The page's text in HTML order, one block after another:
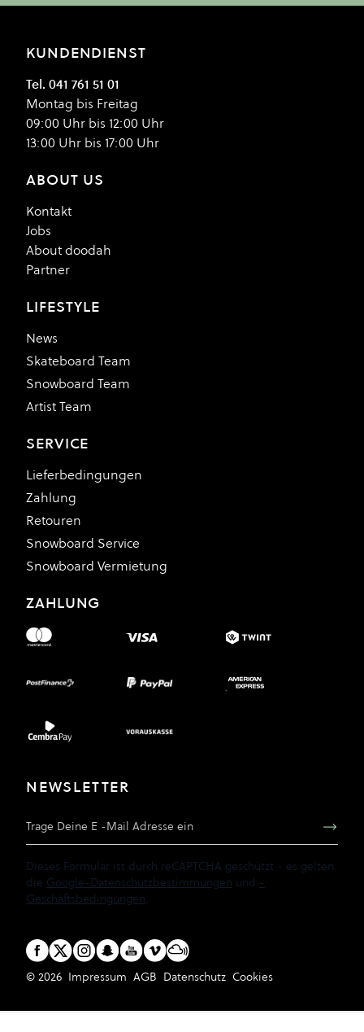
KUNDENDIENST
Tel. 041 761 51 01
Montag bis Freitag
09:00 Uhr bis 12:00 Uhr
13:00 Uhr bis 17:00 Uhr
ABOUT US
Kontakt
Jobs
About doodah
Partner
LIFESTYLE
News
Skateboard Team
Snowboard Team
Artist Team
SERVICE
Lieferbedingungen
Zahlung
Retouren
Snowboard Service
Snowboard Vermietung
ZAHLUNG
NEWSLETTER
Dieses Formular ist durch reCAPTCHA geschützt - es gelten
die Google-Datenschutzbestimmungen und -
Geschäftsbedingungen.
© 2026 Impressum AGB Datenschutz Cookies